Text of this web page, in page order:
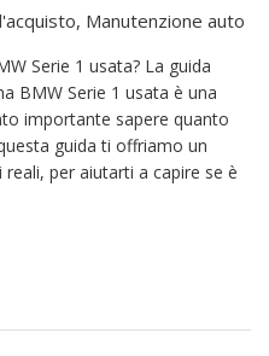
, Manutenzione auto
Serie 1 usata? La guida
BMW Serie 1 usata è una
importante sapere quanto
guida ti offriamo un
per aiutarti a capire se è